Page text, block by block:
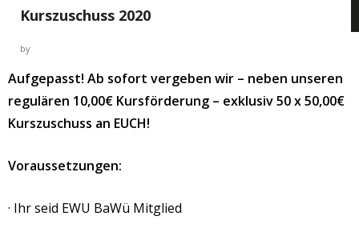
Kurszuschuss 2020
by
Aufgepasst! Ab sofort vergeben wir – neben unseren
regulären 10,00€ Kursförderung – exklusiv 50 x 50,00€
Kurszuschuss an EUCH!
Voraussetzungen:
· Ihr seid EWU BaWü Mitglied